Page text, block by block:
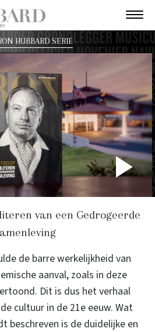
HUBBARD SERIE
van een Gedrogeerde
de barre werkelijkheid van
aanval, zoals in deze
Dit is dus het verhaal
cultuur in de 21e eeuw. Wat
beschreven is de duidelijke en